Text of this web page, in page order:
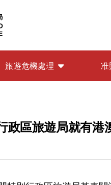
旅遊危機處理 准
政區旅遊局就有港